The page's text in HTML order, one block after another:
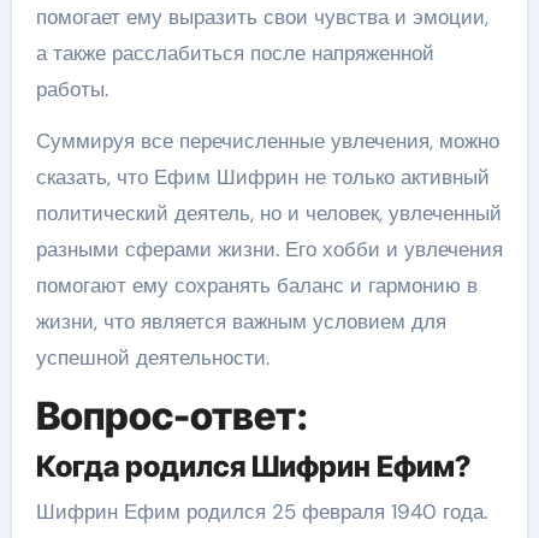
помогает ему выразить свои чувства и эмоции,
а также расслабиться после напряженной
работы.
Суммируя все перечисленные увлечения, можно
сказать, что Ефим Шифрин не только активный
политический деятель, но и человек, увлеченный
разными сферами жизни. Его хобби и увлечения
помогают ему сохранять баланс и гармонию в
жизни, что является важным условием для
успешной деятельности.
Вопрос-ответ:
Когда родился Шифрин Ефим?
Шифрин Ефим родился 25 февраля 1940 года.